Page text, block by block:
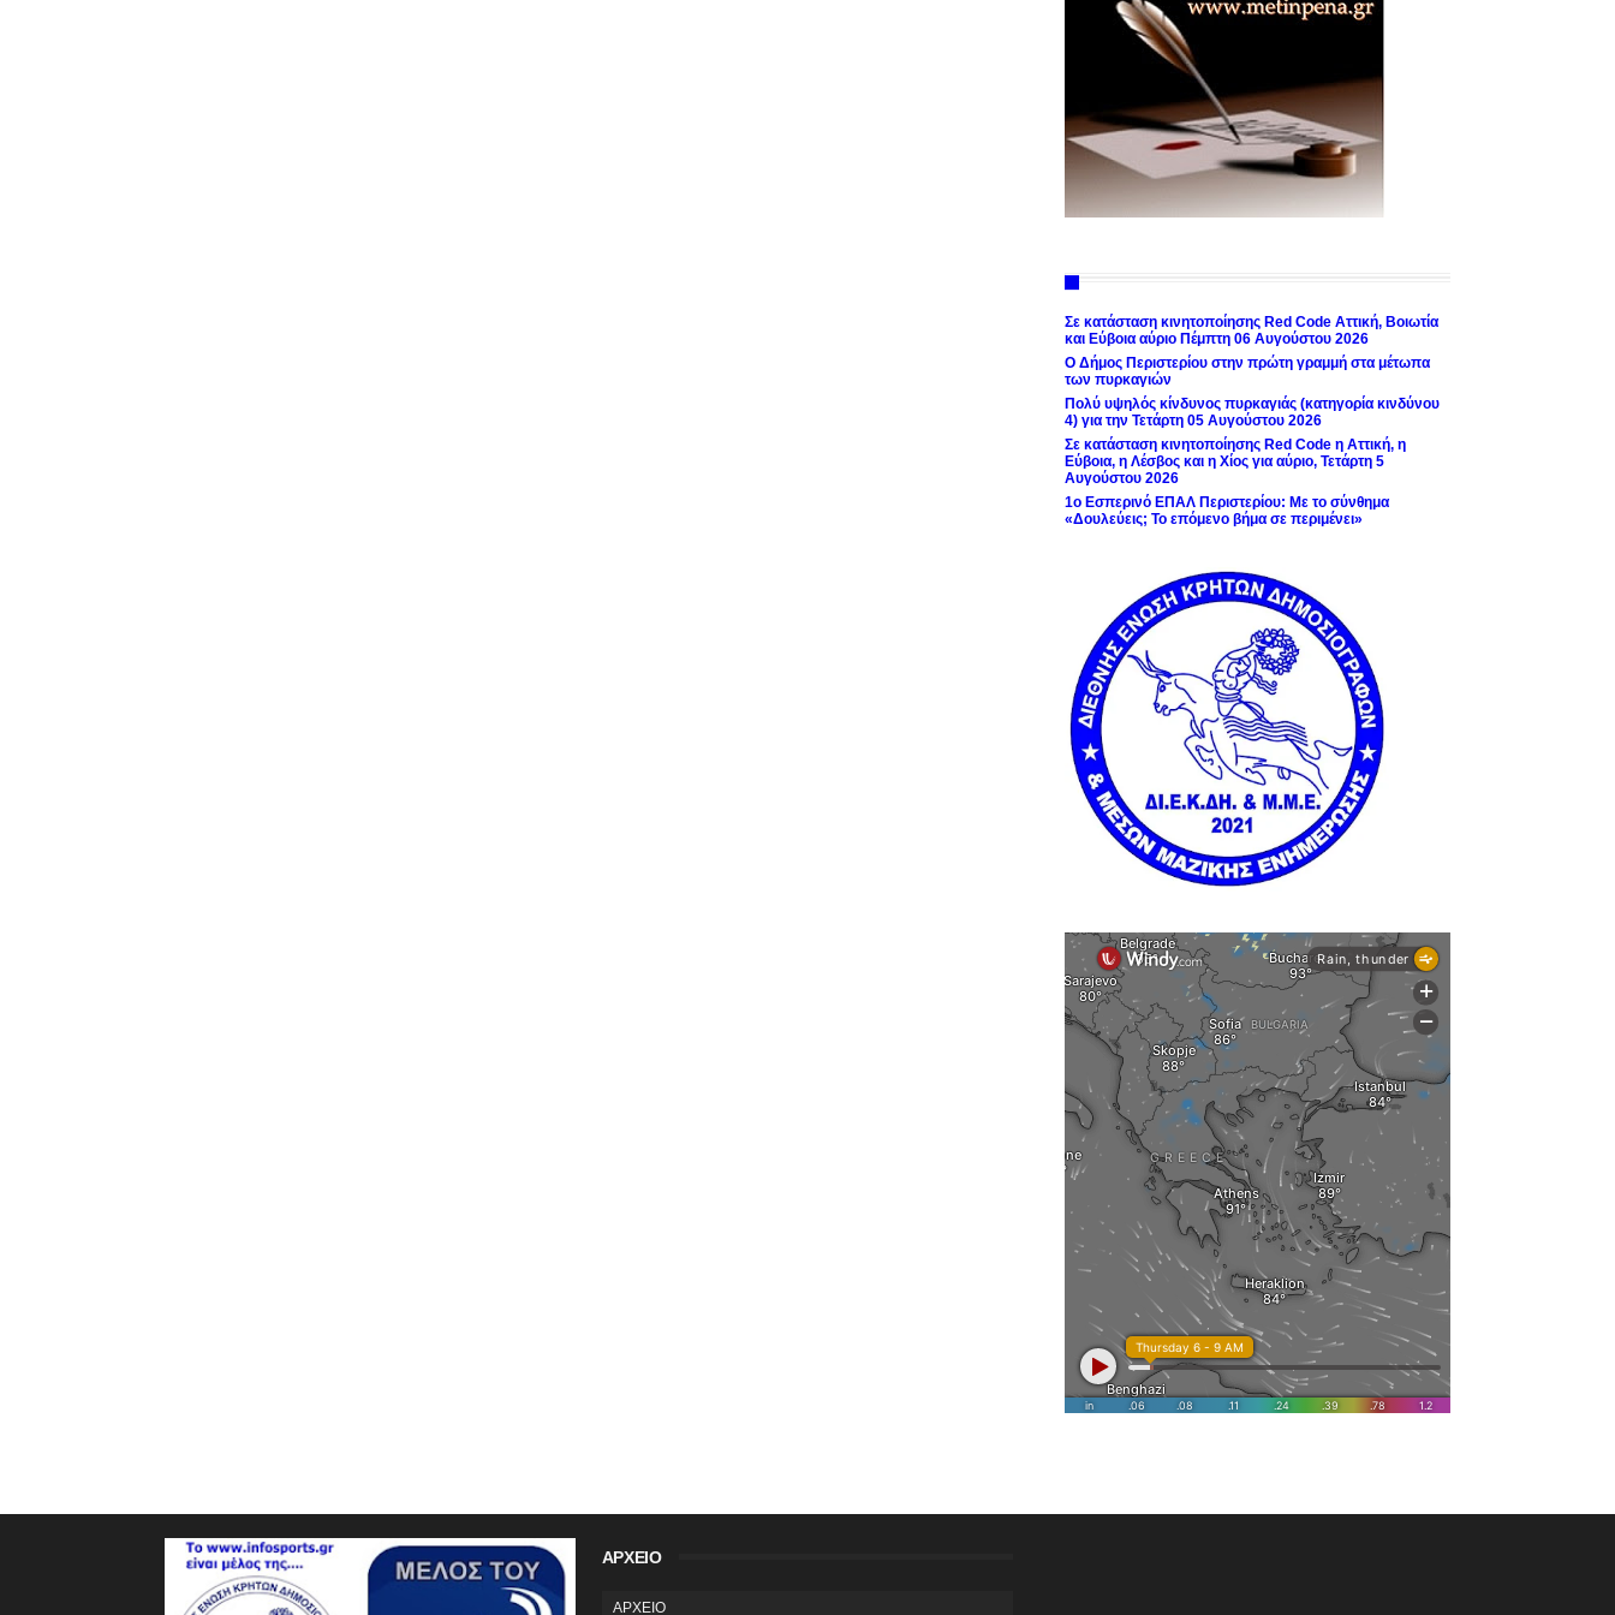
Σε κατάσταση κινητοποίησης Red Code Αττική, Βοιωτία
και Εύβοια αύριο Πέμπτη 06 Αυγούστου 2026
Ο Δήμος Περιστερίου στην πρώτη γραμμή στα μέτωπα
των πυρκαγιών
Πολύ υψηλός κίνδυνος πυρκαγιάς (κατηγορία κινδύνου
4) για την Τετάρτη 05 Αυγούστου 2026
Σε κατάσταση κινητοποίησης Red Code η Αττική, η
Εύβοια, η Λέσβος και η Χίος για αύριο, Τετάρτη 5
Αυγούστου 2026
1ο Εσπερινό ΕΠΑΛ Περιστερίου: Με το σύνθημα
«Δουλεύεις; Το επόμενο βήμα σε περιμένει»
ΑΡΧΕΙΟ